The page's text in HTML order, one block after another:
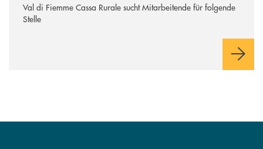
Val di Fiemme Cassa Rurale sucht Mitarbeitende für folgende
Stelle